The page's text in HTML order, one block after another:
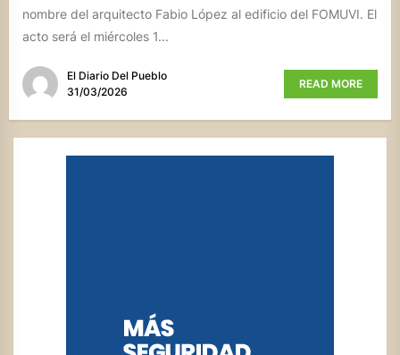
nombre del arquitecto Fabio López al edificio del FOMUVI. El
acto será el miércoles 1...
El Diario Del Pueblo
31/03/2026
READ MORE